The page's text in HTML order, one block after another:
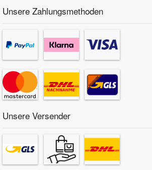
Unsere Zahlungsmethoden
Unsere Versender